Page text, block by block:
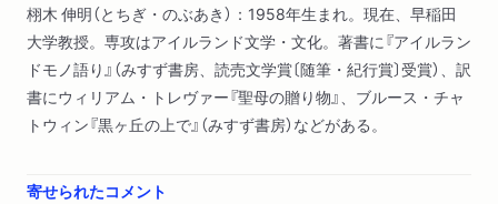
栩木 伸明（とちぎ・のぶあき）：1958年生まれ。現在、早稲田
大学教授。専攻はアイルランド文学・文化。著書に『アイルラン
ドモノ語り』（みすず書房、読売文学賞〔随筆・紀行賞〕受賞）、訳
書にウィリアム・トレヴァー『聖母の贈り物』、ブルース・チャ
トウィン『黒ヶ丘の上で』（みすず書房）などがある。
寄せられたコメント